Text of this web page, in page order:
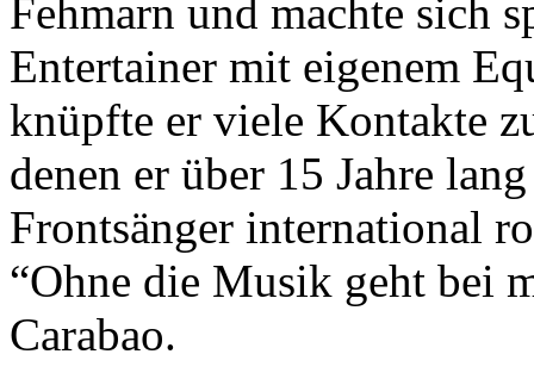
Fehmarn und machte sich
Entertainer mit eigenem
knüpfte er viele Kontakte
denen er über 15 Jahre
Frontsänger international
“Ohne die Musik geht bei
Carabao.